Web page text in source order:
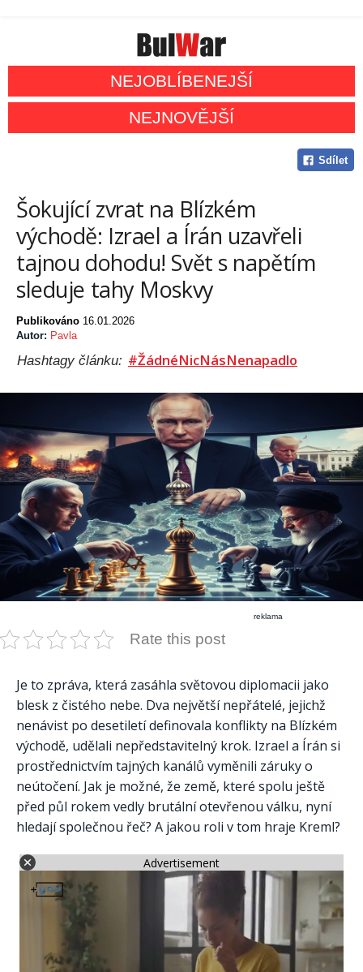
NEJOBLÍBENEJŠÍ
NEJNOVĚJŠÍ
Sdílet
Šokující zvrat na Blízkém
východě: Izrael a Írán uzavřeli
tajnou dohodu! Svět s napětím
sleduje tahy Moskvy
Publikováno 16.01.2026
Autor: Pavla
Hashtagy článku: #ŽádnéNicNásNenapadlo
reklama
Rate this post
Je to zpráva, která zasáhla světovou diplomacii jako
blesk z čistého nebe. Dva největší nepřátelé, jejichž
nenávist po desetiletí definovala konflikty na Blízkém
východě, udělali nepředstavitelný krok. Izrael a Írán si
prostřednictvím tajných kanálů vyměnili záruky o
neútočení. Jak je možné, že země, které spolu ještě
před půl rokem vedly brutální otevřenou válku, nyní
hledají společnou řeč? A jakou roli v tom hraje Kreml?
Advertisement